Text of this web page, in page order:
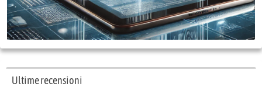
Ultime recensioni